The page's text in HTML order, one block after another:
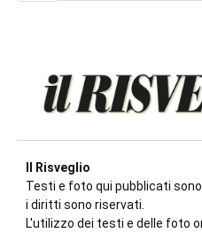
Il Risveglio
Testi e foto qui pubblicati
i diritti sono riservati.
L'utilizzo dei testi e delle foto